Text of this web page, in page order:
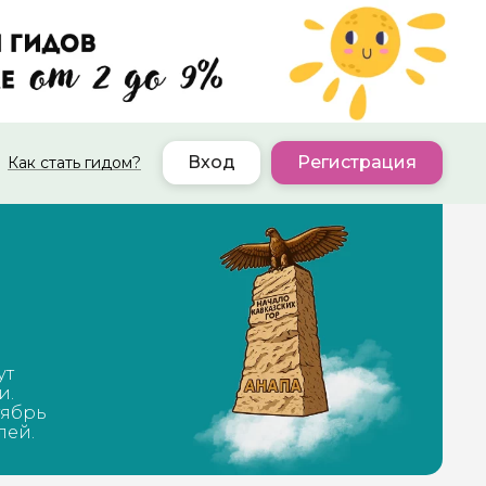
Как стать гидом? Вход Регистрация